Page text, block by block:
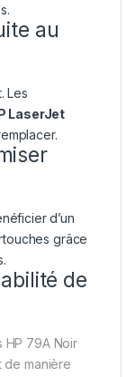
au
Les
LaserJet
d’un
grâce
de
HP 79A Noir
de manière